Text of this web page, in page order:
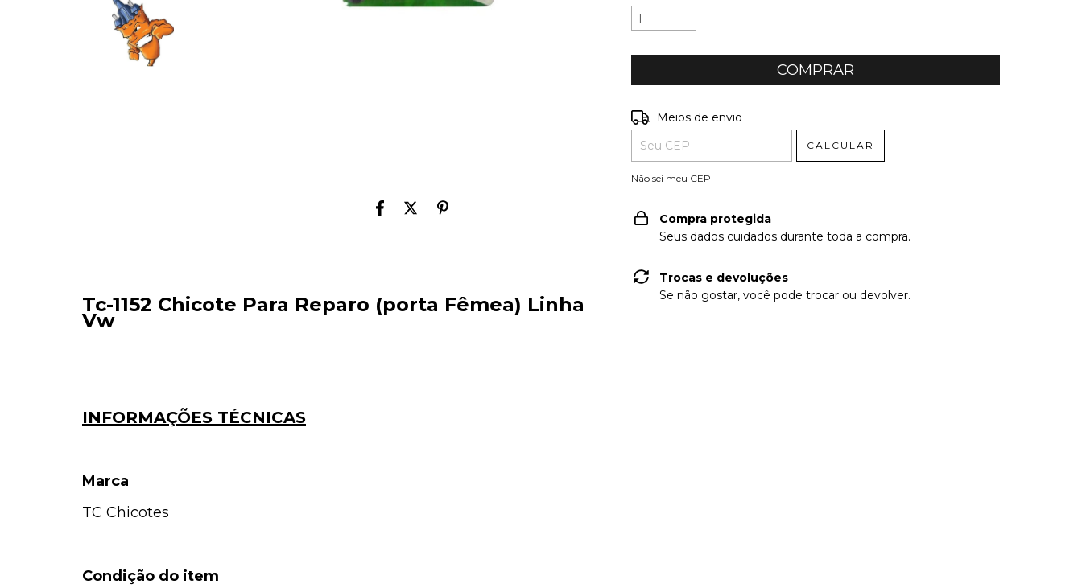
Tc-1152 Chicote Para Reparo (porta Fêmea) Linha
Vw
INFORMAÇÕES TÉCNICAS
Marca
TC Chicotes
Condição do item
Entregas para o CEP:
Meios de envio
CALCULAR
Não sei meu CEP
Compra protegida
Seus dados cuidados durante toda a compra.
Trocas e devoluções
Se não gostar, você pode trocar ou devolver.